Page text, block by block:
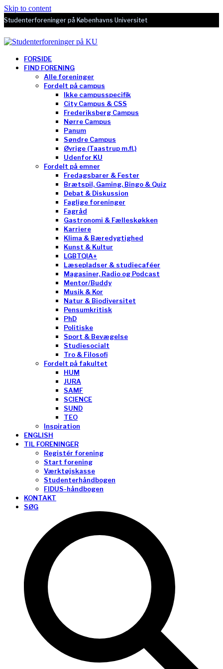
Skip to content
Studenterforeninger på Københavns Universitet
FORSIDE
FIND FORENING
Alle foreninger
Fordelt på campus
Ikke campusspecifik
City Campus & CSS
Frederiksberg Campus
Nørre Campus
Panum
Søndre Campus
Øvrige (Taastrup m.fl.)
Udenfor KU
Fordelt på emner
Fredagsbarer & Fester
Brætspil, Gaming, Bingo & Quiz
Debat & Diskussion
Faglige foreninger
Fagråd
Gastronomi & Fælleskøkken
Karriere
Klima & Bæredygtighed
Kunst & Kultur
LGBTQIA+
Læsepladser & studiecaféer
Magasiner, Radio og Podcast
Mentor/Buddy
Musik & Kor
Natur & Biodiversitet
Pensumkritisk
PhD
Politiske
Sport & Bevægelse
Studiesocialt
Tro & Filosofi
Fordelt på fakultet
HUM
JURA
SAMF
SCIENCE
SUND
TEO
Inspiration
ENGLISH
TIL FORENINGER
Registér forening
Start forening
Værktøjskasse
Studenterhåndbogen
FIDUS-håndbogen
KONTAKT
SØG